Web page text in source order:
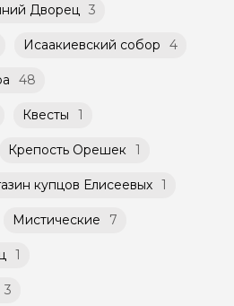
Дворец 3
Исаакиевский собор 4
48
Квесты 1
Крепость Орешек 1
купцов Елисеевых 1
Мистические 7
1
3